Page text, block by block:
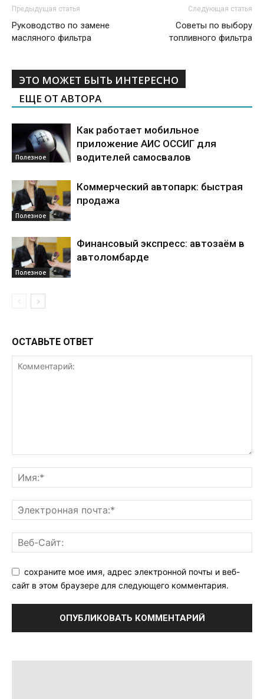
Предыдущая статья
Руководство по замене
масляного фильтра
Следующая статья
Советы по выбору
топливного фильтра
ЭТО МОЖЕТ БЫТЬ ИНТЕРЕСНО
ЕЩЕ ОТ АВТОРА
Полезное
Как работает мобильное
приложение АИС ОССИГ для
водителей самосвалов
Полезное
Коммерческий автопарк: быстрая
продажа
Полезное
Финансовый экспресс: автозаём в
автоломбарде
ОСТАВЬТЕ ОТВЕТ
сохраните мое имя, адрес электронной почты и веб-
сайт в этом браузере для следующего комментария.